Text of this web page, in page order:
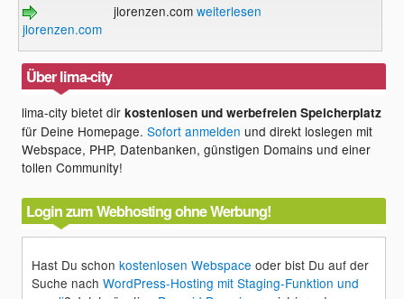
jlorenzen.com
jlorenzen.com weiterlesen
Über lima-city
lima-city bietet dirkostenlosen und werbefreien Speicherplatz
für Deine Homepage.Sofort anmelden und direkt loslegen mit
Webspace, PHP, Datenbanken, günstigen Domains und einer
tollen Community!
Login zum Webhosting ohne Werbung!
Hast Du schonkostenlosen Webspace oder bist Du auf der
Suche nachWordPress-Hosting mit Staging-Funktion und